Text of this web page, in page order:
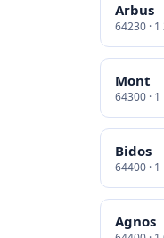
Arbus
64230 ·
Mont
64300 ·
Bidos
64400 ·
Agnos